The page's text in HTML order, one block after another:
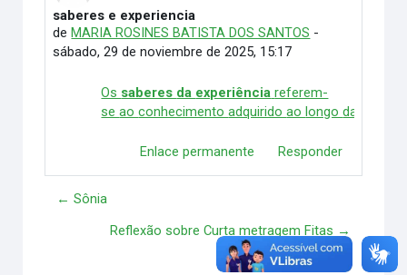
saberes e experiencia
de MARIA ROSINES BATISTA DOS SANTOS -
sábado, 29 de noviembre de 2025, 15:17
Número de respuestas: 0
Os saberes da experiência referem-
seaoconhecimentoadquiridoao longoda
Enlace permanente Responder
← Sônia
Reflexão sobre Curta metragem Fitas →